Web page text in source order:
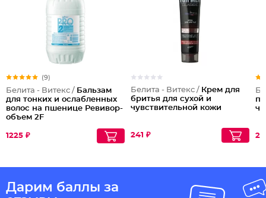
(9)
Белита - Витекс / Бальзам
для тонких и ослабленных
волос на пшенице Ревивор-
объем 2F
1225 ₽
Белита - Витекс / Крем для
бритья для сухой и
чувствительной кожи
241 ₽
Дарим баллы за